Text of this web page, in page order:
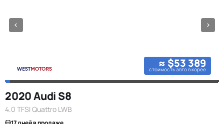
≈ $53 389
стоимость авто в корее
2020 Audi S8
4.0 TFSI Quattro LWB